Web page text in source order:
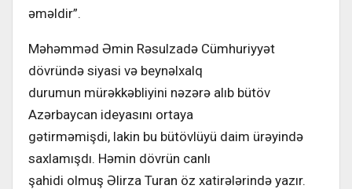
əməldir”.
Məhəmməd Əmin Rəsulzadə Cümhuriyyət
dövründə siyasi və beynəlxalq
durumun mürəkkəbliyini nəzərə alıb bütöv
Azərbaycan ideyasını ortaya
gətirməmişdi, lakin bu bütövlüyü daim ürəyində
saxlamışdı. Həmin dövrün canlı
şahidi olmuş Əlirza Turan öz xatirələrində yazır.